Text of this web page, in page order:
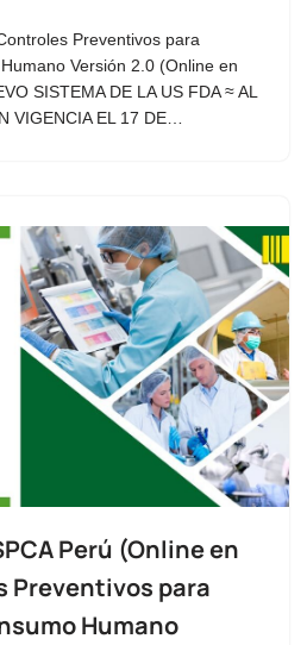
Preventivos para
Versión 2.0 (Online en
SISTEMA DE LA US FDA ≈ AL
VIGENCIA EL 17 DE…
Perú (Online en
Preventivos para
Humano